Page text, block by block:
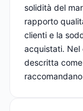
solidità del
rapporto
clienti e la
acquistati. Nel
descritta